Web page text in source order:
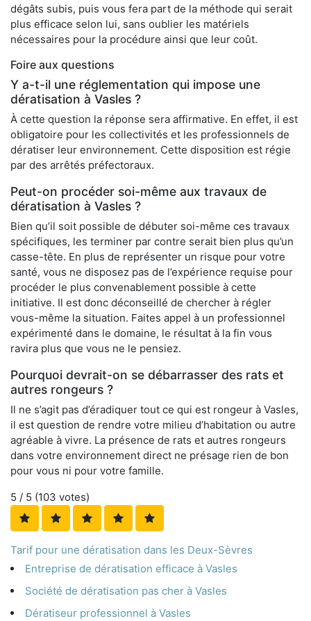
dégâts subis, puis vous fera part de la méthode qui serait
plus efficace selon lui, sans oublier les matériels
nécessaires pour la procédure ainsi que leur coût.
Foire aux questions
Y a-t-il une réglementation qui impose une
dératisation à Vasles ?
À cette question la réponse sera affirmative. En effet, il est
obligatoire pour les collectivités et les professionnels de
dératiser leur environnement. Cette disposition est régie
par des arrêtés préfectoraux.
Peut-on procéder soi-même aux travaux de
dératisation à Vasles ?
Bien qu’il soit possible de débuter soi-même ces travaux
spécifiques, les terminer par contre serait bien plus qu’un
casse-tête. En plus de représenter un risque pour votre
santé, vous ne disposez pas de l’expérience requise pour
procéder le plus convenablement possible à cette
initiative. Il est donc déconseillé de chercher à régler
vous-même la situation. Faites appel à un professionnel
expérimenté dans le domaine, le résultat à la fin vous
ravira plus que vous ne le pensiez.
Pourquoi devrait-on se débarrasser des rats et
autres rongeurs ?
Il ne s’agit pas d’éradiquer tout ce qui est rongeur à Vasles,
il est question de rendre votre milieu d’habitation ou autre
agréable à vivre. La présence de rats et autres rongeurs
dans votre environnement direct ne présage rien de bon
pour vous ni pour votre famille.
5 / 5 (103 votes)
Tarif pour une dératisation dans les Deux-Sèvres
Entreprise de dératisation efficace à Vasles
Société de dératisation pas cher à Vasles
Dératiseur professionnel à Vasles